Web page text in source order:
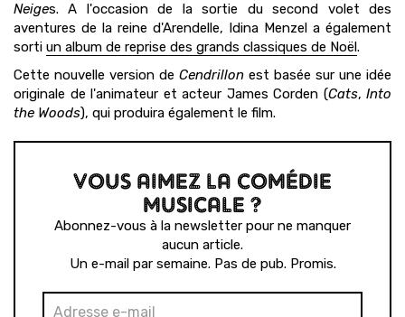
Neiges. A l'occasion de la sortie du second volet des
aventures de la reine d'Arendelle, Idina Menzel a également
sorti un album de reprise des grands classiques de Noël.
Cette nouvelle version de Cendrillon est basée sur une idée
originale de l'animateur et acteur James Corden (Cats, Into
the Woods), qui produira également le film.
VOUS AIMEZ LA COMÉDIE
MUSICALE ?
Abonnez-vous à la newsletter pour ne manquer
aucun article.
Un e-mail par semaine. Pas de pub. Promis.